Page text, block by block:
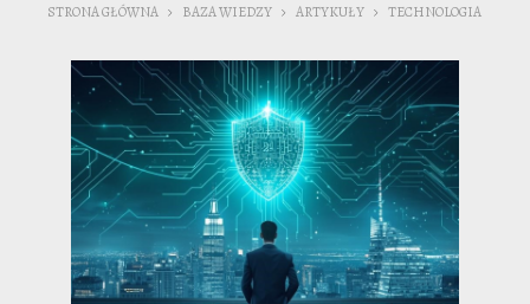
STRONA GŁÓWNA BAZA WIEDZY ARTYKUŁY TECHNOLOGIA